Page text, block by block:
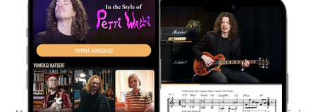
Kokeile Ilmaiseksi